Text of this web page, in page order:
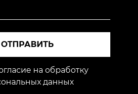
ОТПРАВИТЬ
на обработку
данных